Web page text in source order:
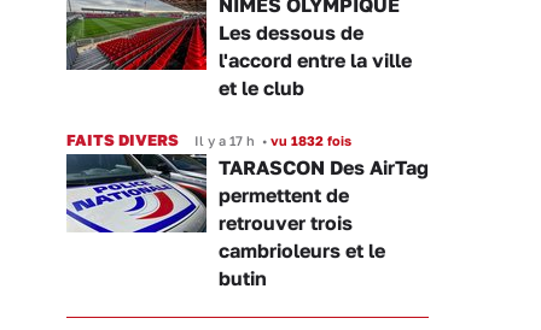
Les dessous de
l'accord entre la ville
et le club
FAITS DIVERS Il y a 17 h • vu 1832 fois
TARASCON Des AirTag
permettent de
retrouver trois
cambrioleurs et le
butin